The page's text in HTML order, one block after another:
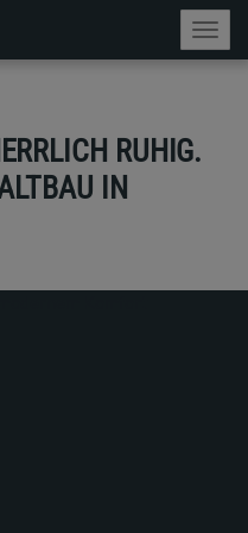
RUHIG.
IN